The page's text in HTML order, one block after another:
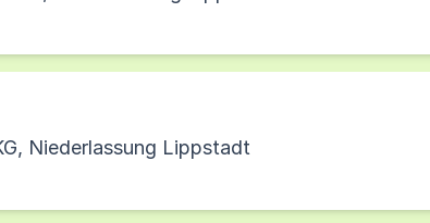
Niederlassung Lippstadt